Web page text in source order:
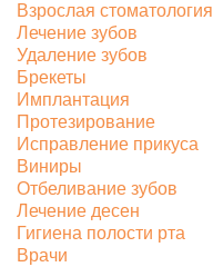
Взрослая стоматология
Лечение зубов
Удаление зубов
Брекеты
Имплантация
Протезирование
Исправление прикуса
Виниры
Отбеливание зубов
Лечение десен
Гигиена полости рта
Врачи